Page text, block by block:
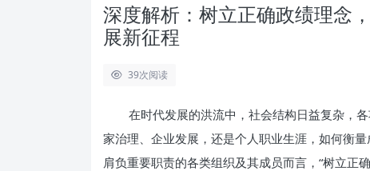
深度解析：树立正确政绩理念
展新征程
39次阅读
在时代发展的洪流中，社会结构日益复杂，
家治理、企业发展，还是个人职业生涯，如何衡
肩负重要职责的各类组织及其成员而言，“树立正